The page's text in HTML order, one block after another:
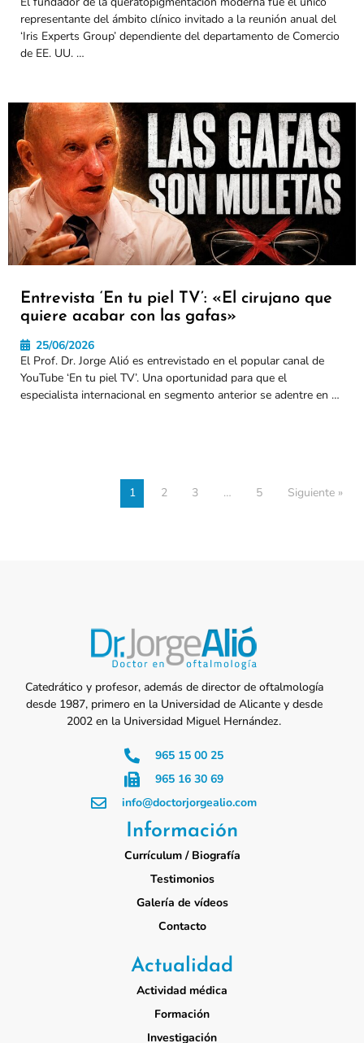
representante del ámbito clínico invitado a la reunión anual del
‘Iris Experts Group’ dependiente del departamento de Comercio
de EE. UU. …
Entrevista ‘En tu piel TV’: «El cirujano que
quiere acabar con las gafas»
25/06/2026
El Prof. Dr. Jorge Alió es entrevistado en el popular canal de
YouTube ‘En tu piel TV’. Una oportunidad para que el
especialista internacional en segmento anterior se adentre en …
1 2 3 … 5 Siguiente »
Catedrático y profesor, además de director de oftalmología
desde 1987, primero en la Universidad de Alicante y desde
2002 en la Universidad Miguel Hernández.
965 15 00 25
965 16 30 69
info@doctorjorgealio.com
Información
Currículum / Biografía
Testimonios
Galería de vídeos
Contacto
Actualidad
Actividad médica
Formación
Investigación